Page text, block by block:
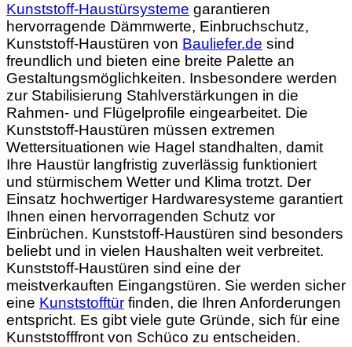
Kunststoff-Haustürsysteme garantieren
hervorragende Dämmwerte, Einbruchschutz,
Kunststoff-Haustüren von Bauliefer.de sind
freundlich und bieten eine breite Palette an
Gestaltungsmöglichkeiten. Insbesondere werden
zur Stabilisierung Stahlverstärkungen in die
Rahmen- und Flügelprofile eingearbeitet. Die
Kunststoff-Haustüren müssen extremen
Wettersituationen wie Hagel standhalten, damit
Ihre Haustür langfristig zuverlässig funktioniert
und stürmischem Wetter und Klima trotzt. Der
Einsatz hochwertiger Hardwaresysteme garantiert
Ihnen einen hervorragenden Schutz vor
Einbrüchen. Kunststoff-Haustüren sind besonders
beliebt und in vielen Haushalten weit verbreitet.
Kunststoff-Haustüren sind eine der
meistverkauften Eingangstüren. Sie werden sicher
eine Kunststofftür finden, die Ihren Anforderungen
entspricht. Es gibt viele gute Gründe, sich für eine
Kunststofffront von Schüco zu entscheiden.